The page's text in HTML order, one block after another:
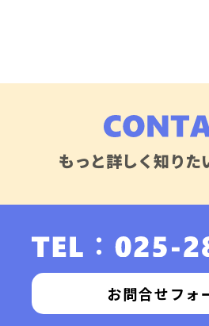
もっと詳しく知りた
お問合せフォ